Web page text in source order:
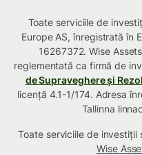
Toate serviciile de
Europe AS, înregistrată în
16267372. Wise
reglementată ca firmă de
de Supraveghere și
licență 4.1-1/174. Adresa
Tallinna
Toate serviciile de
Wise